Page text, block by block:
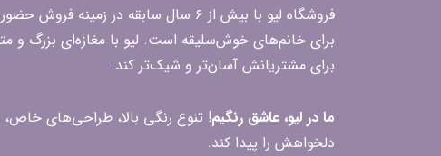
فروشگاه لیو با بیش از ۶ سال سابقه
برای خانم‌های خوش‌سلیقه است. لیو با مغازه‌ای بزرگ و
برای مشتریانش آسان‌تر و شیک‌تر کند.
ما در لیو، عاشق رنگیم! تنوع رنگی بالا، طراحی‌های
دلخواهش را پیدا کند.